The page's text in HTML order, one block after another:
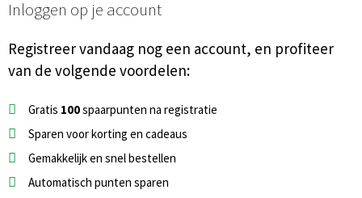
Inloggen op je account
Registreer vandaag nog een account, en profiteer
van de volgende voordelen:
Gratis 100spaarpunten na registratie
Sparen voor korting en cadeaus
Gemakkelijk en snel bestellen
Automatisch punten sparen